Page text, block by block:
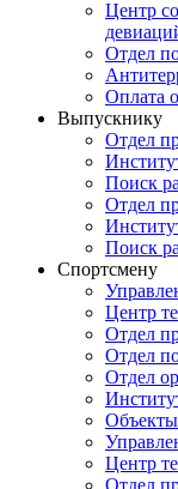
Центр
Отдел
Оплата
Выпускнику
Отдел
Поиск
Отдел
Поиск
Спортсмену
Центр
Отдел
Отдел
Отдел
Объекты
Центр